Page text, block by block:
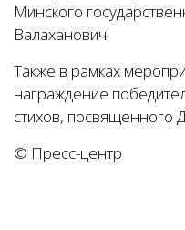
Минского
Валаханович.
Также в рамках
награждение
стихов,
© Пресс-центр